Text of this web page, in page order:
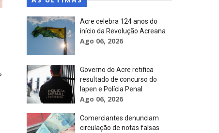
Acre celebra 124 anos do
início da Revolução Acreana
Ago 06, 2026
Governo do Acre retifica
resultado de concurso do
Iapen e Polícia Penal
Ago 06, 2026
Comerciantes denunciam
circulação de notas falsas